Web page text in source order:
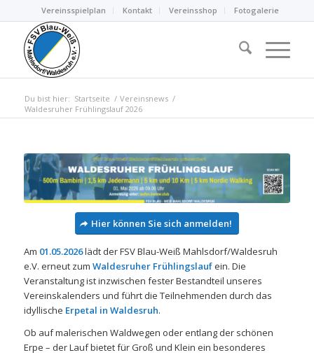
Vereinsspielplan Kontakt Vereinsshop Fotogalerie
Du bist hier: Startseite / Vereinsnews /
Waldesruher Frühlingslauf 2026
Hier können Sie sich anmelden!
Am 01.05.2026lädt der FSV Blau-Weiß Mahlsdorf/Waldesruh
e.V. erneut zum Waldesruher Frühlingslaufein. Die
Veranstaltung ist inzwischen fester Bestandteil unseres
Vereinskalenders und führt die Teilnehmenden durch das
idyllische Erpetal in Waldesruh.
Ob auf malerischen Waldwegen oder entlang der schönen
Erpe – der Lauf bietet für Groß und Klein ein besonderes